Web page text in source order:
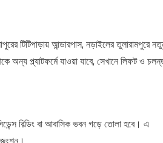
টিটিপাড়ায় আন্ডারপাস, নড়াইলের তুলারামপুরে
অন্য প্ল্যাটফর্মে যাওয়া যাবে, সেখানে লিফট ও
বিল্ডিং বা আবাসিক ভবন গড়ে তোলা হবে। এ